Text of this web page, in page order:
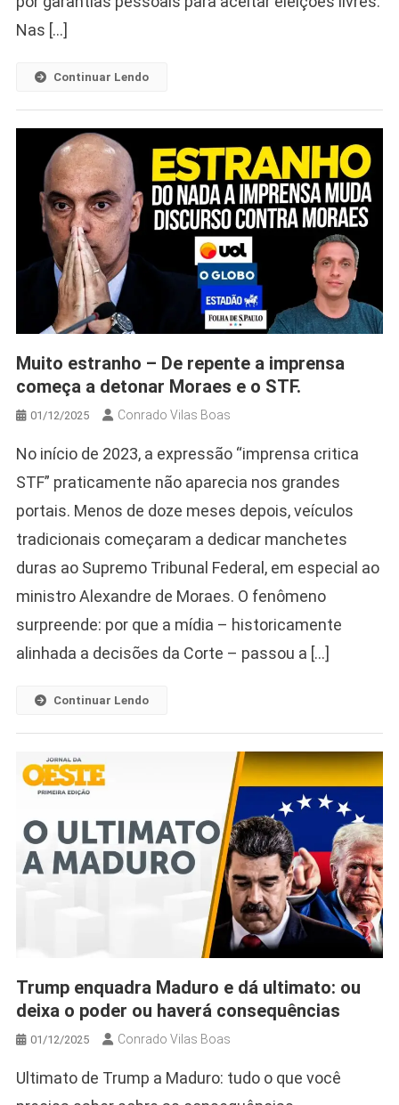
Nas […]
Continuar Lendo
Muito estranho – De repente a imprensa
começa a detonar Moraes e o STF.
01/12/2025 Conrado Vilas Boas
No início de 2023, a expressão “imprensa critica
STF” praticamente não aparecia nos grandes
portais. Menos de doze meses depois, veículos
tradicionais começaram a dedicar manchetes
duras ao Supremo Tribunal Federal, em especial ao
ministro Alexandre de Moraes. O fenômeno
surpreende: por que a mídia – historicamente
alinhada a decisões da Corte – passou a […]
Continuar Lendo
Trump enquadra Maduro e dá ultimato: ou
deixa o poder ou haverá consequências
01/12/2025 Conrado Vilas Boas
Ultimato de Trump a Maduro: tudo o que você